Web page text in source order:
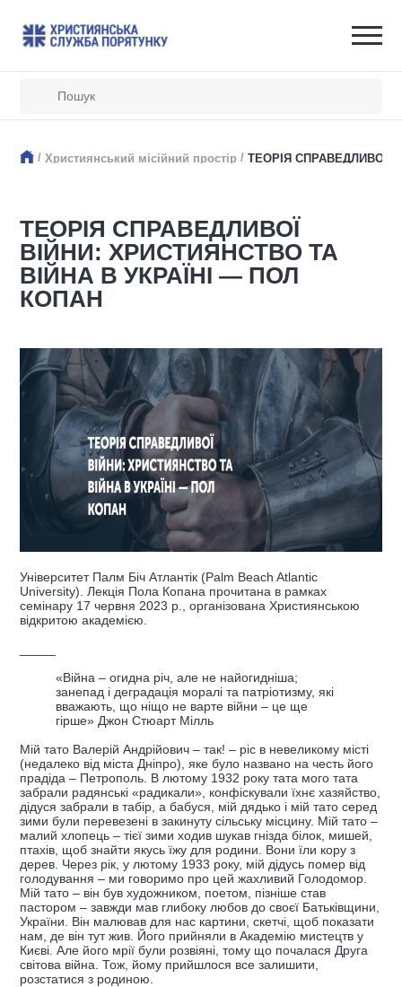
/ Християнський місійний простір / ТЕОРІЯ СПРАВЕДЛИВОЇ
ТЕОРІЯ СПРАВЕДЛИВОЇ
ВІЙНИ: ХРИСТИЯНСТВО ТА
ВІЙНА В УКРАЇНІ — ПОЛ
КОПАН
Університет Палм Біч Атлантік (Palm Beach Atlantic
University). Лекція Пола Копана прочитана в рамках
семінару 17 червня 2023 р., організована Християнською
відкритою академією.
«Війна – огидна річ, але не найогидніша;
занепад і деградація моралі та патріотизму, які
вважають, що ніщо не варте війни – це ще
гірше» Джон Стюарт Мілль
Мій тато Валерій Андрійович – так! – ріс в невеликому місті
(недалеко від міста Дніпро), яке було названо на честь його
прадіда – Петрополь. В лютому 1932 року тата мого тата
забрали радянські «радикали», конфіскували їхнє хазяйство,
дідуся забрали в табір, а бабуся, мій дядько і мій тато серед
зими були перевезені в закинуту сільську місцину. Мій тато –
малий хлопець – тієї зими ходив шукав гнізда білок, мишей,
птахів, щоб знайти якусь їжу для родини. Вони їли кору з
дерев. Через рік, у лютому 1933 року, мій дідусь помер від
голодування – ми говоримо про цей жахливий Голодомор.
Мій тато – він був художником, поетом, пізніше став
пастором – завжди мав глибоку любов до своєї Батьківщини,
України. Він малював для нас картини, скетчі, щоб показати
нам, де він тут жив. Його прийняли в Академію мистецтв у
Києві. Але його мрії були розвіяні, тому що почалася Друга
світова війна. Тож, йому прийшлося все залишити,
розстатися з родиною.